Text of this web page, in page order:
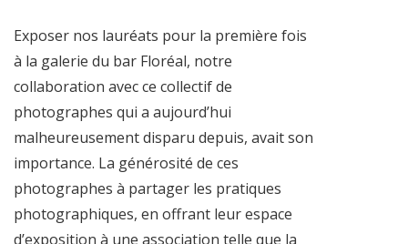
Exposer nos lauréats pour la première fois
à la galerie du bar Floréal, notre
collaboration avec ce collectif de
photographes qui a aujourd’hui
malheureusement disparu depuis, avait son
importance. La générosité de ces
photographes à partager les pratiques
photographiques, en offrant leur espace
d’exposition à une association telle que la